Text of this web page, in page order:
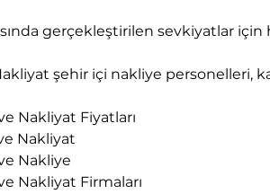
gerçekleştirilen sevkiyatlar
şehir içi nakliye
Nakliyat Fiyatları
Nakliyat
Nakliye
Nakliyat Firmaları